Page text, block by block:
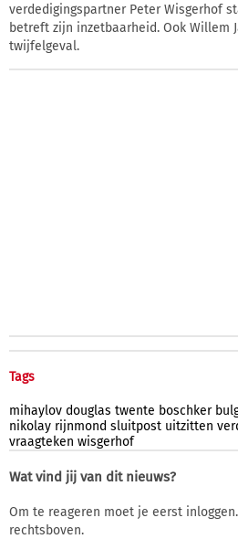
verdedigingspartner Peter Wisgerhof
betreft zijn inzetbaarheid. Ook Willem
twijfelgeval.
Tags
mihaylov douglas twente boschker
nikolay rijnmond sluitpost uitzitten
vraagteken wisgerhof
Wat vind jij van dit nieuws?
Om te reageren moet je eerst
rechtsboven.